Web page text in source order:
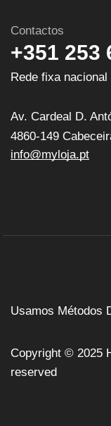
Contactos
+351 253
Rede fixa nacional
Av. Cardeal D.
4860-149
info@myloja.pt
Usamos Métodos
Copyright © 2025
reserved